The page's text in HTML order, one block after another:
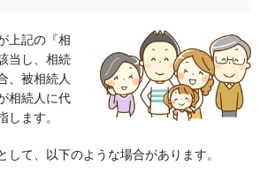
上記の『相
当し、相続
、被相続人
相続人に代
します。
して、以下のような場合があります。